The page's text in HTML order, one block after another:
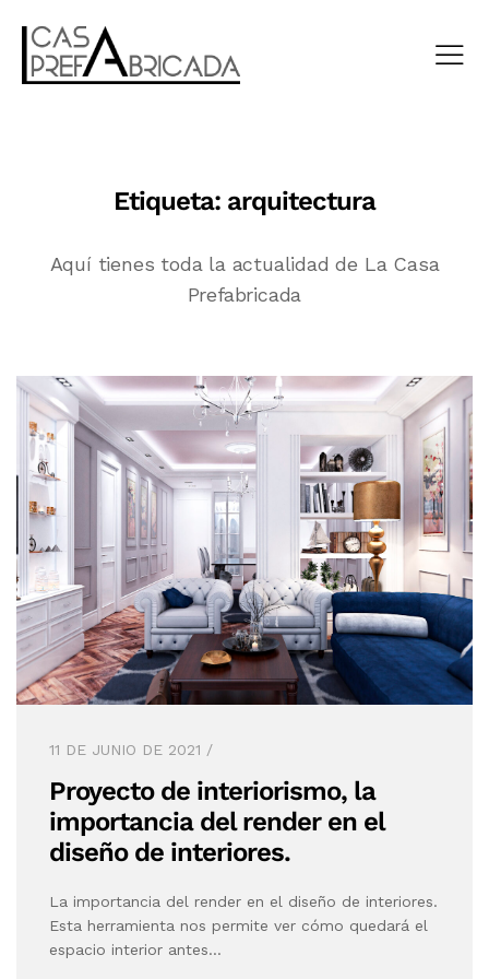
Etiqueta: arquitectura
Aquí tienes toda la actualidad de La Casa
Prefabricada
11 DE JUNIO DE 2021
Proyecto de interiorismo, la
importancia del render en el
diseño de interiores.
La importancia del render en el diseño de interiores.
Esta herramienta nos permite ver cómo quedará el
espacio interior antes…